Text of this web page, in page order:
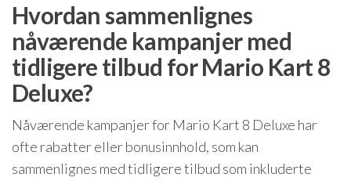
Hvordan sammenlignes
nåværende kampanjer med
tidligere tilbud for Mario Kart 8
Deluxe?
Nåværende kampanjer for Mario Kart 8 Deluxe har
ofte rabatter eller bonusinnhold, som kan
sammenlignes med tidligere tilbud som inkluderte